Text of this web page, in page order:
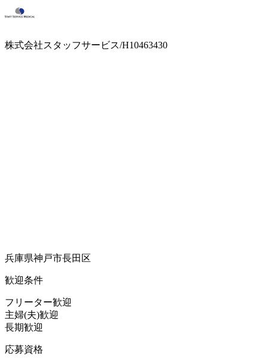
株式会社スタッフサービス/H10463430
兵庫県神戸市長田区
歓迎条件
フリーター歓迎
主婦(夫)歓迎
長期歓迎
応募資格